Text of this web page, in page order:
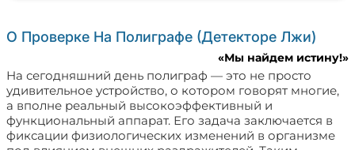
О Проверке На Полиграфе (детекторе Лжи)
«Мы найдем истину!»
На сегодняшний день полиграф — это не просто
удивительное устройство, о котором говорят многие,
а вполне реальный высокоэффективный и
функциональный аппарат. Его задача заключается в
фиксации физиологических изменений в организме